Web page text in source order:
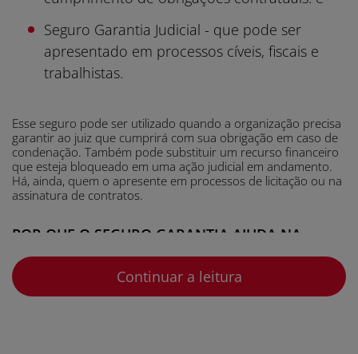
Seguro Garantia Judicial - que pode ser
apresentado em processos cíveis, fiscais e
trabalhistas.
Esse seguro pode ser utilizado quando a organização precisa
garantir ao juiz que cumprirá com sua obrigação em caso de
condenação. Também pode substituir um recurso financeiro
que esteja bloqueado em uma ação judicial em andamento.
Há, ainda, quem o apresente em processos de licitação ou na
assinatura de contratos.
POR QUE O SEGURO GARANTIA AJUDA NA
O Seguro Garantia é essencial em contratos públicos, como
os relacionados a obras do Governo. Ele funciona como uma
Continuar a leitura